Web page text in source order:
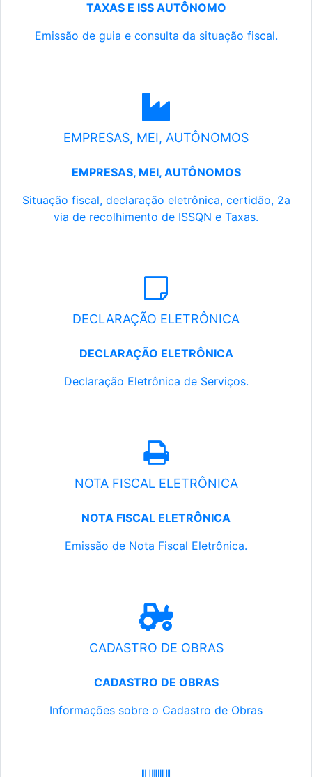
TAXAS E ISS AUTÔNOMO
Emissão de guia e consulta da situação fiscal.
EMPRESAS, MEI, AUTÔNOMOS
EMPRESAS, MEI, AUTÔNOMOS
Situação fiscal, declaração eletrônica, certidão, 2a
via de recolhimento de ISSQN e Taxas.
DECLARAÇÃO ELETRÔNICA
DECLARAÇÃO ELETRÔNICA
Declaração Eletrônica de Serviços.
NOTA FISCAL ELETRÔNICA
NOTA FISCAL ELETRÔNICA
Emissão de Nota Fiscal Eletrônica.
CADASTRO DE OBRAS
CADASTRO DE OBRAS
Informações sobre o Cadastro de Obras